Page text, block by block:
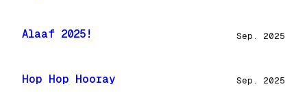
Alaaf 2025! Sep. 2025
Hop Hop Hooray Sep. 2025